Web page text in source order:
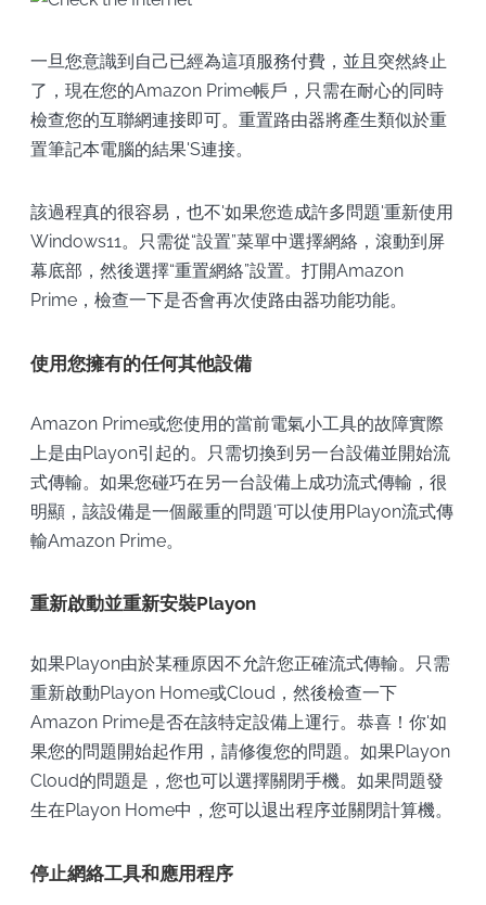
一旦您意識到自己已經為這項服務付費，並且突然終止
了，現在您的Amazon Prime帳戶，只需在耐心的同時
檢查您的互聯網連接即可。重置路由器將產生類似於重
置筆記本電腦的結果'S連接。
該過程真的很容易，也不'如果您造成許多問題'重新使用
Windows11。只需從“設置”菜單中選擇網絡，滾動到屏
幕底部，然後選擇“重置網絡”設置。打開Amazon
Prime，檢查一下是否會再次使路由器功能功能。
使用您擁有的任何其他設備
Amazon Prime或您使用的當前電氣小工具的故障實際
上是由Playon引起的。只需切換到另一台設備並開始流
式傳輸。如果您碰巧在另一台設備上成功流式傳輸，很
明顯，該設備是一個嚴重的問題'可以使用Playon流式傳
輸Amazon Prime。
重新啟動並重新安裝Playon
如果Playon由於某種原因不允許您正確流式傳輸。只需
重新啟動Playon Home或Cloud，然後檢查一下
Amazon Prime是否在該特定設備上運行。恭喜！你'如
果您的問題開始起作用，請修復您的問題。如果Playon
Cloud的問題是，您也可以選擇關閉手機。如果問題發
生在Playon Home中，您可以退出程序並關閉計算機。
停止網絡工具和應用程序